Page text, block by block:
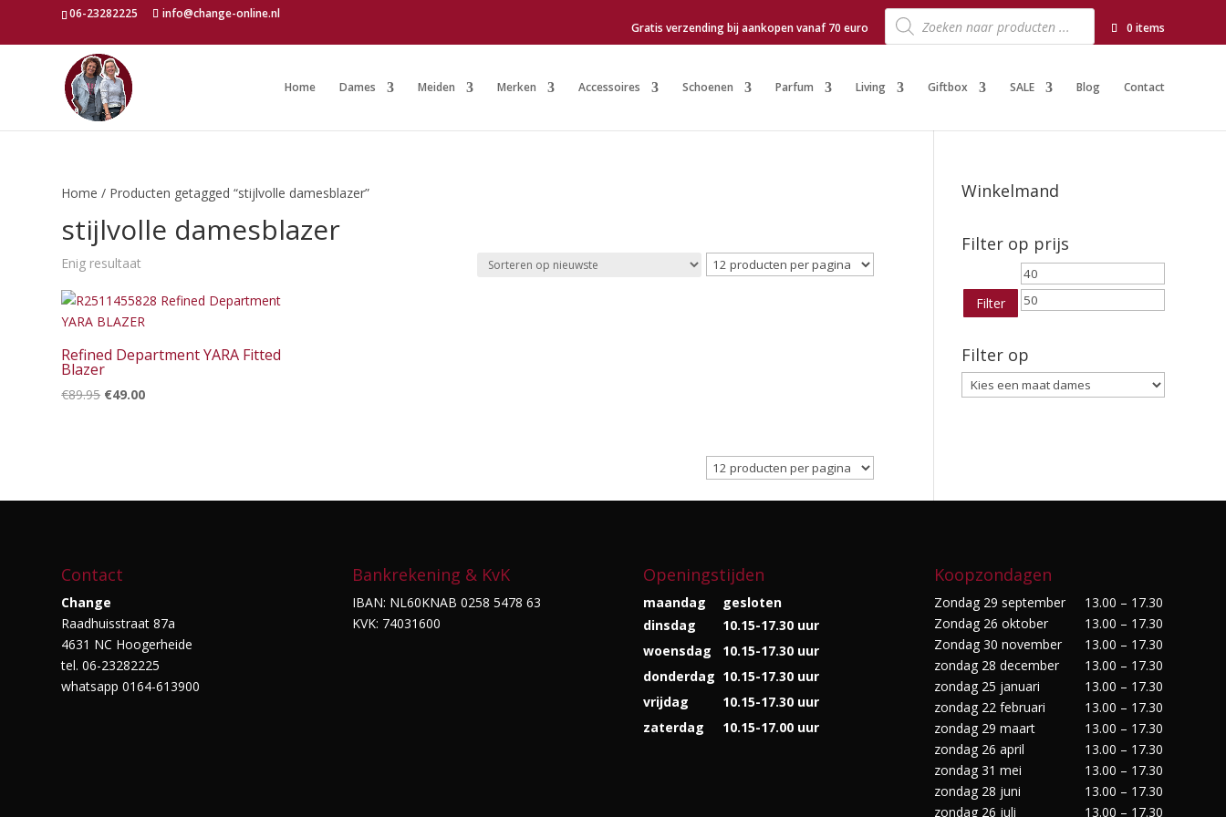
06-23282225
info@change-online.nl
Gratis verzending bij aankopen vanaf 70 euro
Producten
zoeken 0 items
Home Dames Meiden Merken Accessoires Schoenen Parfum Living Giftbox SALE Blog Contact
Home / Producten getagged “stijlvolle damesblazer”
stijlvolle damesblazer
Enig resultaat
Refined Department YARA Fitted
Blazer
€89.95 Oorspronkelijke
€49.00Huidige
Winkelmand
Filter op prijs
Min.
prijs
Filter
Filter op
Contact
Change
Raadhuisstraat 87a
4631 NC Hoogerheide
tel. 06-23282225
whatsapp 0164-613900
Bankrekening & KvK
IBAN: NL60KNAB 0258 5478 63
KVK: 74031600
Openingstijden
maandag
gesloten
dinsdag
10.15-17.30 uur
woensdag
10.15-17.30 uur
donderdag 10.15-17.30 uur
vrijdag
10.15-17.30 uur
zaterdag
10.15-17.00 uur
Koopzondagen
Zondag 29 september
13.00 – 17.30
Zondag 26 oktober
13.00 – 17.30
Zondag 30 november
13.00 – 17.30
zondag 28 december
13.00 – 17.30
zondag 25 januari
13.00 – 17.30
zondag 22 februari
13.00 – 17.30
zondag 29 maart
13.00 – 17.30
zondag 26 april
13.00 – 17.30
zondag 31 mei
13.00 – 17.30
zondag 28 juni
13.00 – 17.30
zondag 26 juli
13.00 – 17.30